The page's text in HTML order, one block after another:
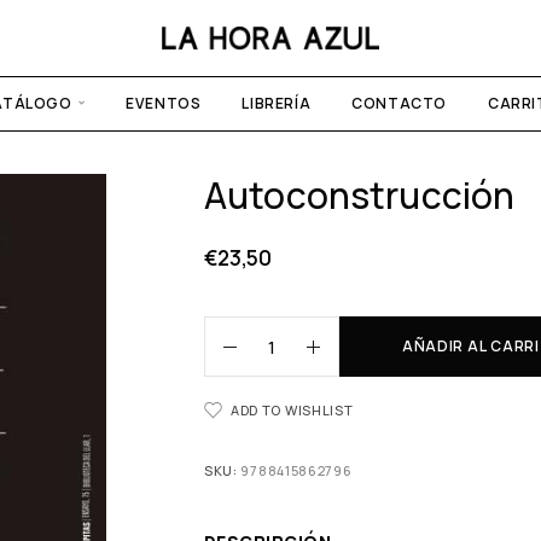
EVENTOS LIBRERÍA CONTACTO
Autoconstrucción
€23,50
AÑADIR AL
ADD TO WISHLIST
SKU: 9788415862796